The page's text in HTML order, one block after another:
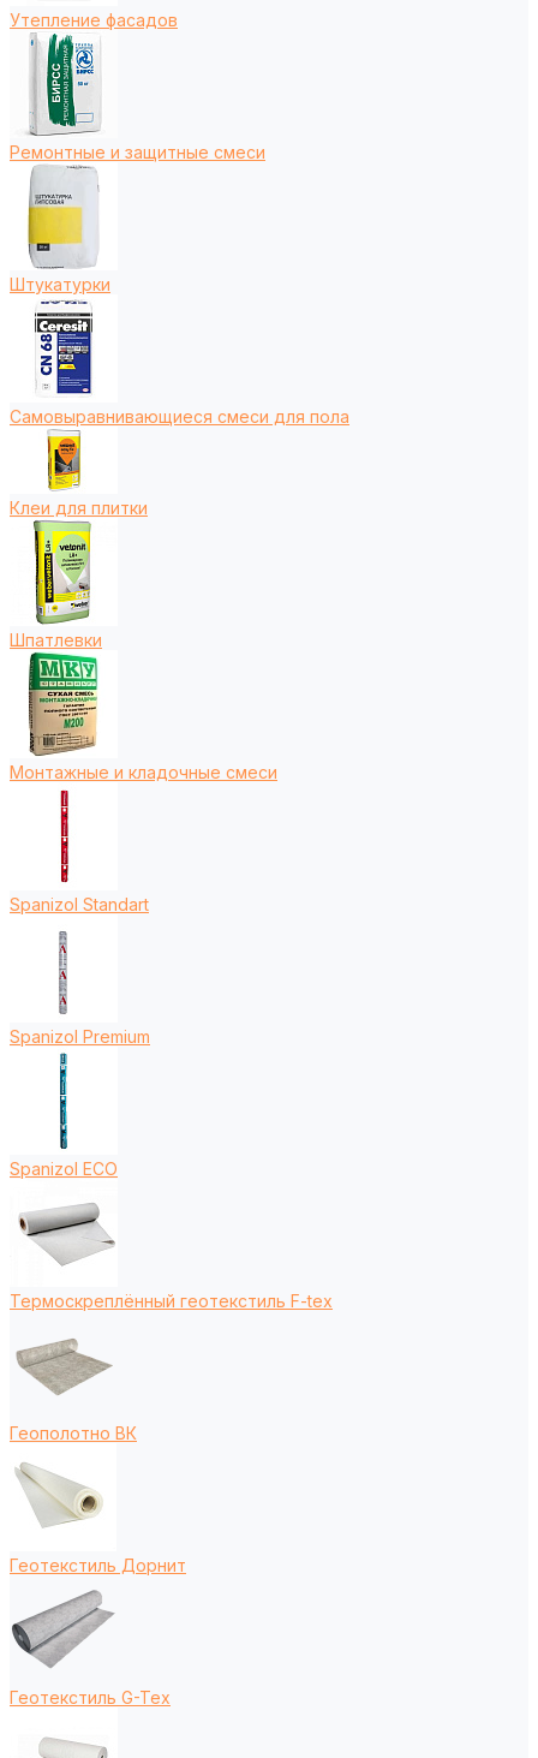
Утепление фасадов
Ремонтные и защитные смеси
Штукатурки
Самовыравнивающиеся смеси для пола
Клеи для плитки
Шпатлевки
Монтажные и кладочные смеси
Spanizol Standart
Spanizol Premium
Spanizol ECO
Термоскреплённый геотекстиль F-tex
Геополотно ВК
Геотекстиль Дорнит
Геотекстиль G-Tex